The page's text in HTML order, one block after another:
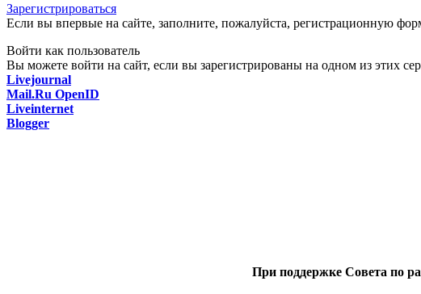
Зарегистрироваться
Если вы впервые на сайте, заполните, пожалуйста, регистрационную
Войти как пользователь
Вы можете войти на сайт, если вы зарегистрированы на одном из этих
Livejournal
Mail.Ru OpenID
Liveinternet
Blogger
При поддержке Совета по